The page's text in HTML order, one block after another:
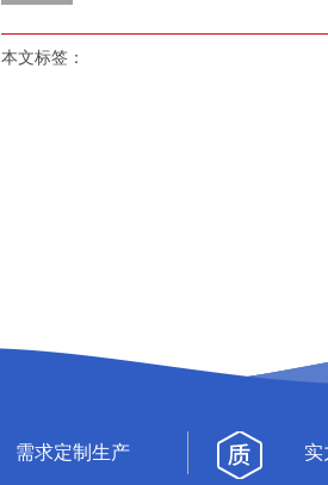
本文标签：
需求定制生产 实